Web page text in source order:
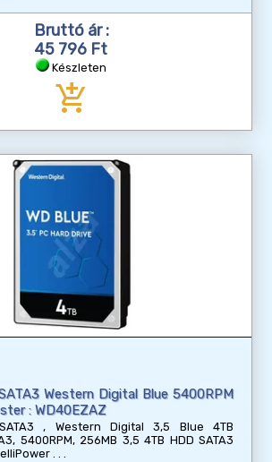
Bruttó ár :
45 796 Ft
Készleten
add_shopping_cart
Western Digital Blue 5400RPM
: WD40EZAZ
, Western Digital 3,5 Blue 4TB
5400RPM, 256MB 3,5 4TB HDD SATA3